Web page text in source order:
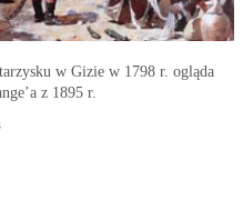
w Gizie w 1798 r. ogląda
z 1895 r.